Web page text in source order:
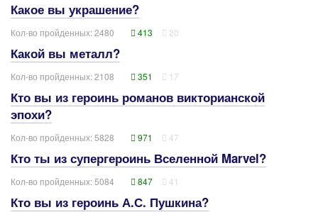
Какое вы украшение?
Кол-во пройденных: 2480 413 20
Какой вы металл?
Кол-во пройденных: 2108 351 17
Кто вы из героинь романов викторианской
эпохи?
Кол-во пройденных: 5828 971 47
Кто ты из супергероинь Вселенной Marvel?
Кол-во пройденных: 5084 847 41
Кто вы из героинь А.С. Пушкина?